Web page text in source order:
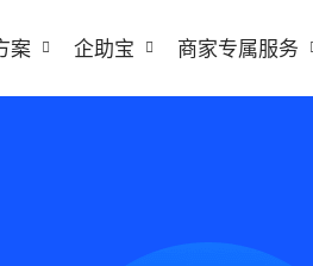
案 企助宝 商家专属服务